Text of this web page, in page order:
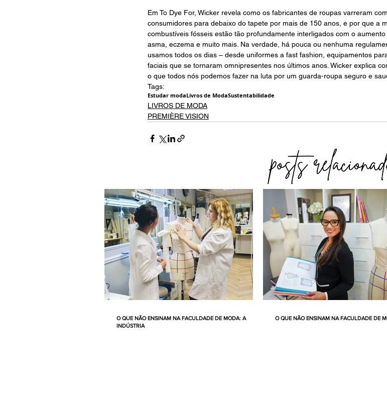
Em To Dye For, Wicker revela como os fabricantes de roupas varreram
consumidores para debaixo do tapete por mais de 150 anos, e por que a
combustíveis fósseis estão tão profundamente interligados com o
asma, eczema e muito mais. Na verdade, há pouca ou nenhuma
usamos todos os dias – desde uniformes a fast fashion, equipamentos
faciais que se tornaram omnipresentes nos últimos anos. Wicker explica
o que todos nós podemos fazer na luta por um guarda-roupa seguro e
Tags:
Estudar modaLivros de ModaSustentabilidade
LIVROS DE MODA
PREMIÈRE VISION
O QUE NÃO ENSINAM NA FACULDADE DE MODA: A
INDÚSTRIA
O QUE NÃO ENSINAM NA FACULDADE DE